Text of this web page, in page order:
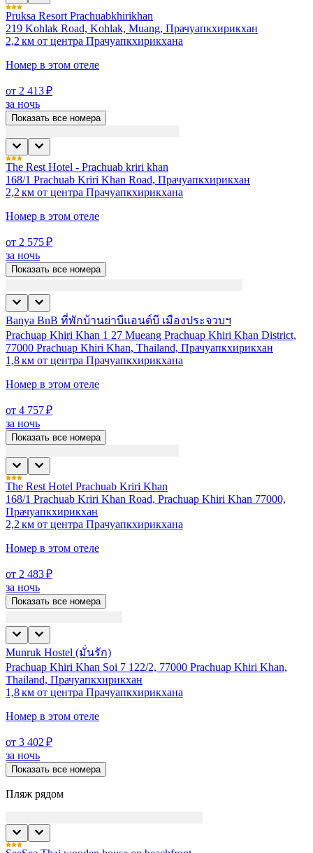
Pruksa Resort Prachuabkhirikhan
219 Kohlak Road, Kohlak, Muang, Прачуапкхирикхан
2,2 км от центра Прачуапкхирикхана
Номер в этом отеле
от 2 413 ₽
за ночь
Показать все номера
The Rest Hotel - Prachuab kriri khan
168/1 Prachuab Kriri Khan Road, Прачуапкхирикхан
2,2 км от центра Прачуапкхирикхана
Номер в этом отеле
от 2 575 ₽
за ночь
Показать все номера
Banya BnB ที่พักบ้านย่าบีแอนด์บี เมืองประจวบฯ
Prachuap Khiri Khan 1 27 Mueang Prachuap Khiri Khan District,
77000 Prachuap Khiri Khan, Thailand, Прачуапкхирикхан
1,8 км от центра Прачуапкхирикхана
Номер в этом отеле
от 4 757 ₽
за ночь
Показать все номера
The Rest Hotel Prachuab Kriri Khan
168/1 Prachuab Kriri Khan Road, Prachuap Khiri Khan 77000,
Прачуапкхирикхан
2,2 км от центра Прачуапкхирикхана
Номер в этом отеле
от 2 483 ₽
за ночь
Показать все номера
Munruk Hostel (มั่นรัก)
Prachuap Khiri Khan Soi 7 122/2, 77000 Prachuap Khiri Khan,
Thailand, Прачуапкхирикхан
1,8 км от центра Прачуапкхирикхана
Номер в этом отеле
от 3 402 ₽
за ночь
Показать все номера
Пляж рядом